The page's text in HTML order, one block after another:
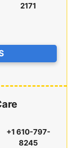
2171
+1 610-797-
8245